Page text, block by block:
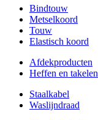
Bindtouw
Metselkoord
Touw
Elastisch koord
Afdekproducten
Heffen en takelen
Staalkabel
Waslijndraad